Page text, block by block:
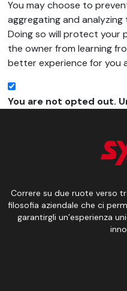
You may choose to
aggregating and
Doing so will protect your
the owner from learning
better experience for you
You are not opted out.
Correre su due ruote verso
filosofia aziendale che ci
garantirgli un’esperienza